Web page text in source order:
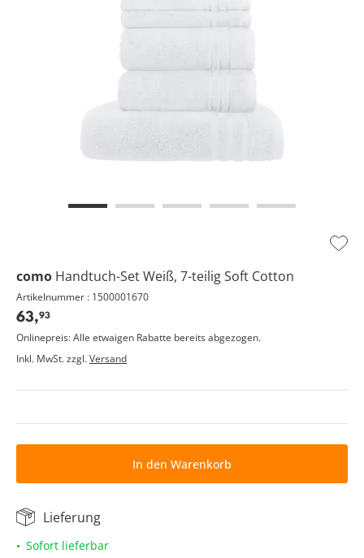
Zur
como Handtuch-Set Weiß, 7-teiligSoft Cotton
Artikelnummer : 1500001670
63,93
Onlinepreis: Alle etwaigen Rabatte bereits abgezogen.
Inkl. MwSt. zzgl.Versand
In den Warenkorb
Lieferung
Sofort lieferbar